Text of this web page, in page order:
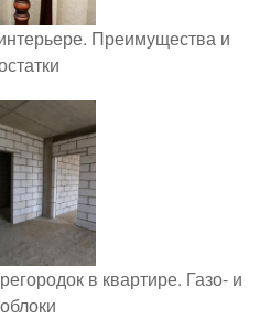
Преимущества и
в квартире. Газо- и